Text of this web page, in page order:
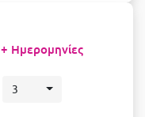
+ Ημερομηνίες
3